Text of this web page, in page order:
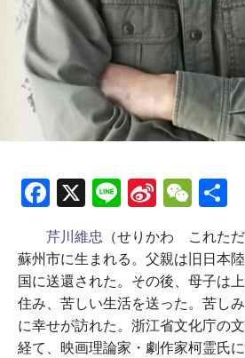
Fa
ce
b
o
o
k
X
Li
e
Si
a
W
ei
b
W
C
h
at
芹川維忠 （せりかわ これた
蘇州市に生まれる。父親は旧日本
国に送還された。その後、母子は
住み、苦しい生活を送った。苦し
に幸せが訪れた。浙江省文化庁の
経て、映画理論家・劇作家柯霊氏